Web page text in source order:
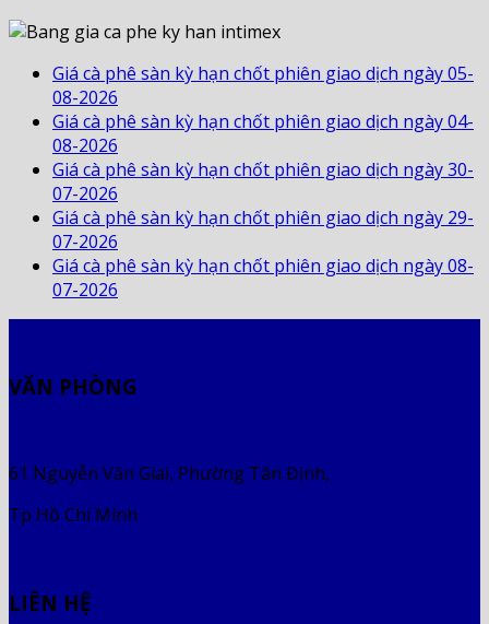
Giá cà phê sàn kỳ hạn chốt phiên giao dịch ngày 05-
08-2026
Giá cà phê sàn kỳ hạn chốt phiên giao dịch ngày 04-
08-2026
Giá cà phê sàn kỳ hạn chốt phiên giao dịch ngày 30-
07-2026
Giá cà phê sàn kỳ hạn chốt phiên giao dịch ngày 29-
07-2026
Giá cà phê sàn kỳ hạn chốt phiên giao dịch ngày 08-
07-2026
VĂN PHÒNG
61 Nguyễn Văn Giai, Phường Tân Định,
Tp Hồ Chí Minh
LIÊN HỆ